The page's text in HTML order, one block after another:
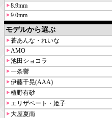
8.9mm
9.0mm
モデルから選ぶ
蒼あんな・れいな
AMO
池田ショコラ
一条響
伊藤千晃(AAA)
植野有砂
エリザベート・姫子
大屋夏南